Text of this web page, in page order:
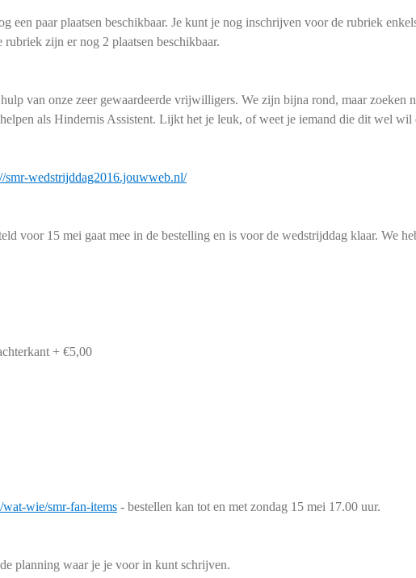
een paar plaatsen beschikbaar. Je kunt je nog inschrijven voor de rubriek
zijn er nog 2 plaatsen beschikbaar.
van onze zeer gewaardeerde vrijwilligers. We zijn bijna rond, maar zoeken
als Hindernis Assistent. Lijkt het je leuk, of weet je iemand die dit wel wil
smr-wedstrijddag2016.jouwweb.nl/
voor 15 mei gaat mee in de bestelling en is voor de wedstrijddag klaar. We
+ €5,00
wie/smr-fan-items - bestellen kan tot en met zondag 15 mei 17.00 uur.
planning waar je je voor in kunt schrijven.